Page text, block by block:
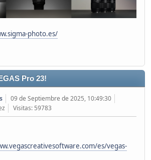
photo.es/
Pro 23!
09 de Septiembre de 2025, 10:49:30
Visitas: 59783
es/vegas-